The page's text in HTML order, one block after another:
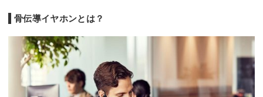
マルチポイン
◯
防水・防塵性
能
IP55
骨伝導イヤホンとは？